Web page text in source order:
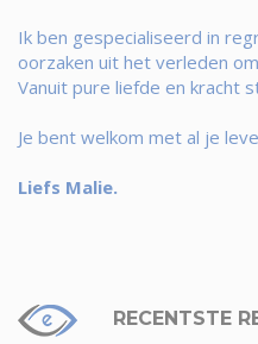
Ik ben gespecialiseerd in
oorzaken uit het verleden
Vanuit pure liefde en kracht
Je bent welkom met al je
Liefs Malie.
RECENTSTE